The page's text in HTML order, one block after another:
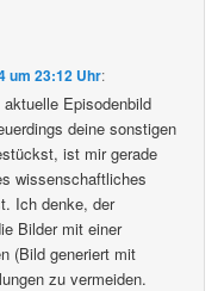
um 23:12 Uhr:
Episodenbild
deine sonstigen
ist mir gerade
wissenschaftliches
Ich denke, der
Bilder mit einer
(Bild generiert mit
zu vermeiden.